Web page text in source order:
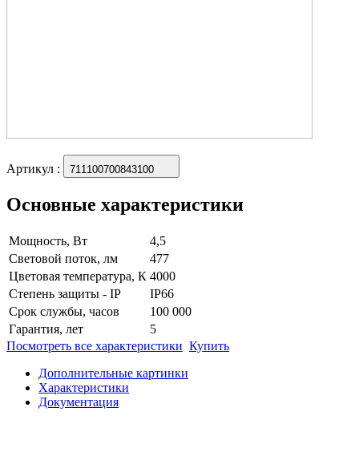
Артикул : 711100700843100
Основные характеристики
Мощность, Вт
4,5
Световой поток, лм
477
Цветовая температура, К 4000
Степень защиты - IP
IP66
Срок службы, часов
100 000
Гарантия, лет
5
Посмотреть все характеристики Купить
Дополнительные картинки
Характеристики
Документация